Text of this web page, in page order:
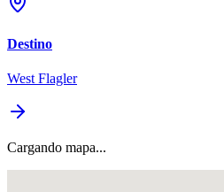
Destino
West Flagler
Cargando mapa...